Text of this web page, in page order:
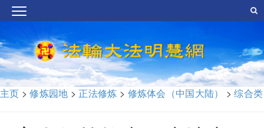
主页 >修炼园地 > 正法修炼 > 修炼体会（中国大陆） >综合类